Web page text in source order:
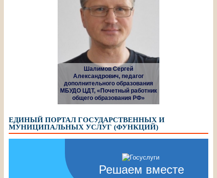
Шалимов Сергей
Александрович, педагог
дополнительного образования
МБУДО ЦДТ, «Почетный работник
общего образования РФ»
ЕДИНЫЙ ПОРТАЛ ГОСУДАРСТВЕННЫХ И
МУНИЦИПАЛЬНЫХ УСЛУГ (ФУНКЦИЙ)
Решаем вместе